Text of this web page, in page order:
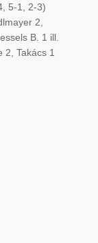
5-1, 2-3)
2,
B. 1 ill.
2, Takács 1